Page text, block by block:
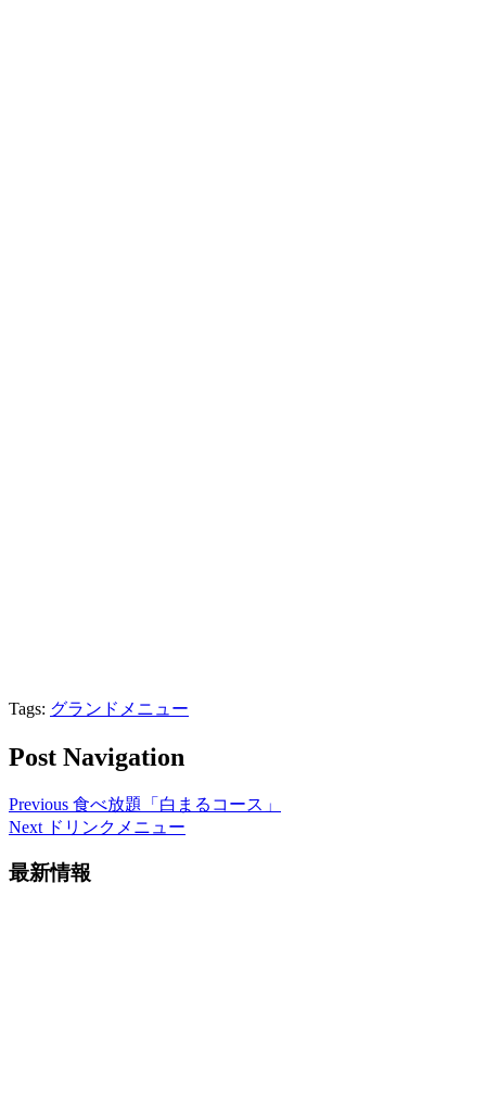
Tags: グランドメニュー
Post Navigation
Previous 食べ放題「白まるコース」
Next ドリンクメニュー
最新情報